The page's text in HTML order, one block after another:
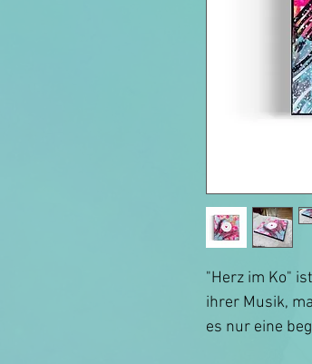
"Herz im Ko"
ihrer Musik,
es nur eine